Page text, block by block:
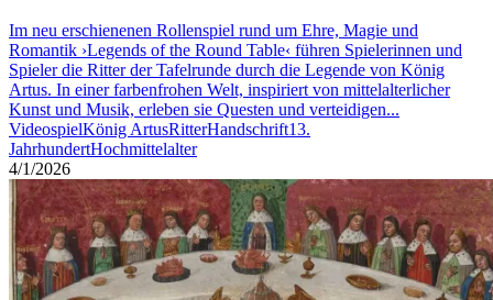
Im neu erschienenen Rollenspiel rund um Ehre, Magie und
Romantik ›Legends of the Round Table‹ führen Spielerinnen und
Spieler die Ritter der Tafelrunde durch die Legende von König
Artus. In einer farbenfrohen Welt, inspiriert von mittelalterlicher
Kunst und Musik, erleben sie Questen und verteidigen...
VideospielKönig ArtusRitterHandschrift13.
JahrhundertHochmittelalter
4/1/2026